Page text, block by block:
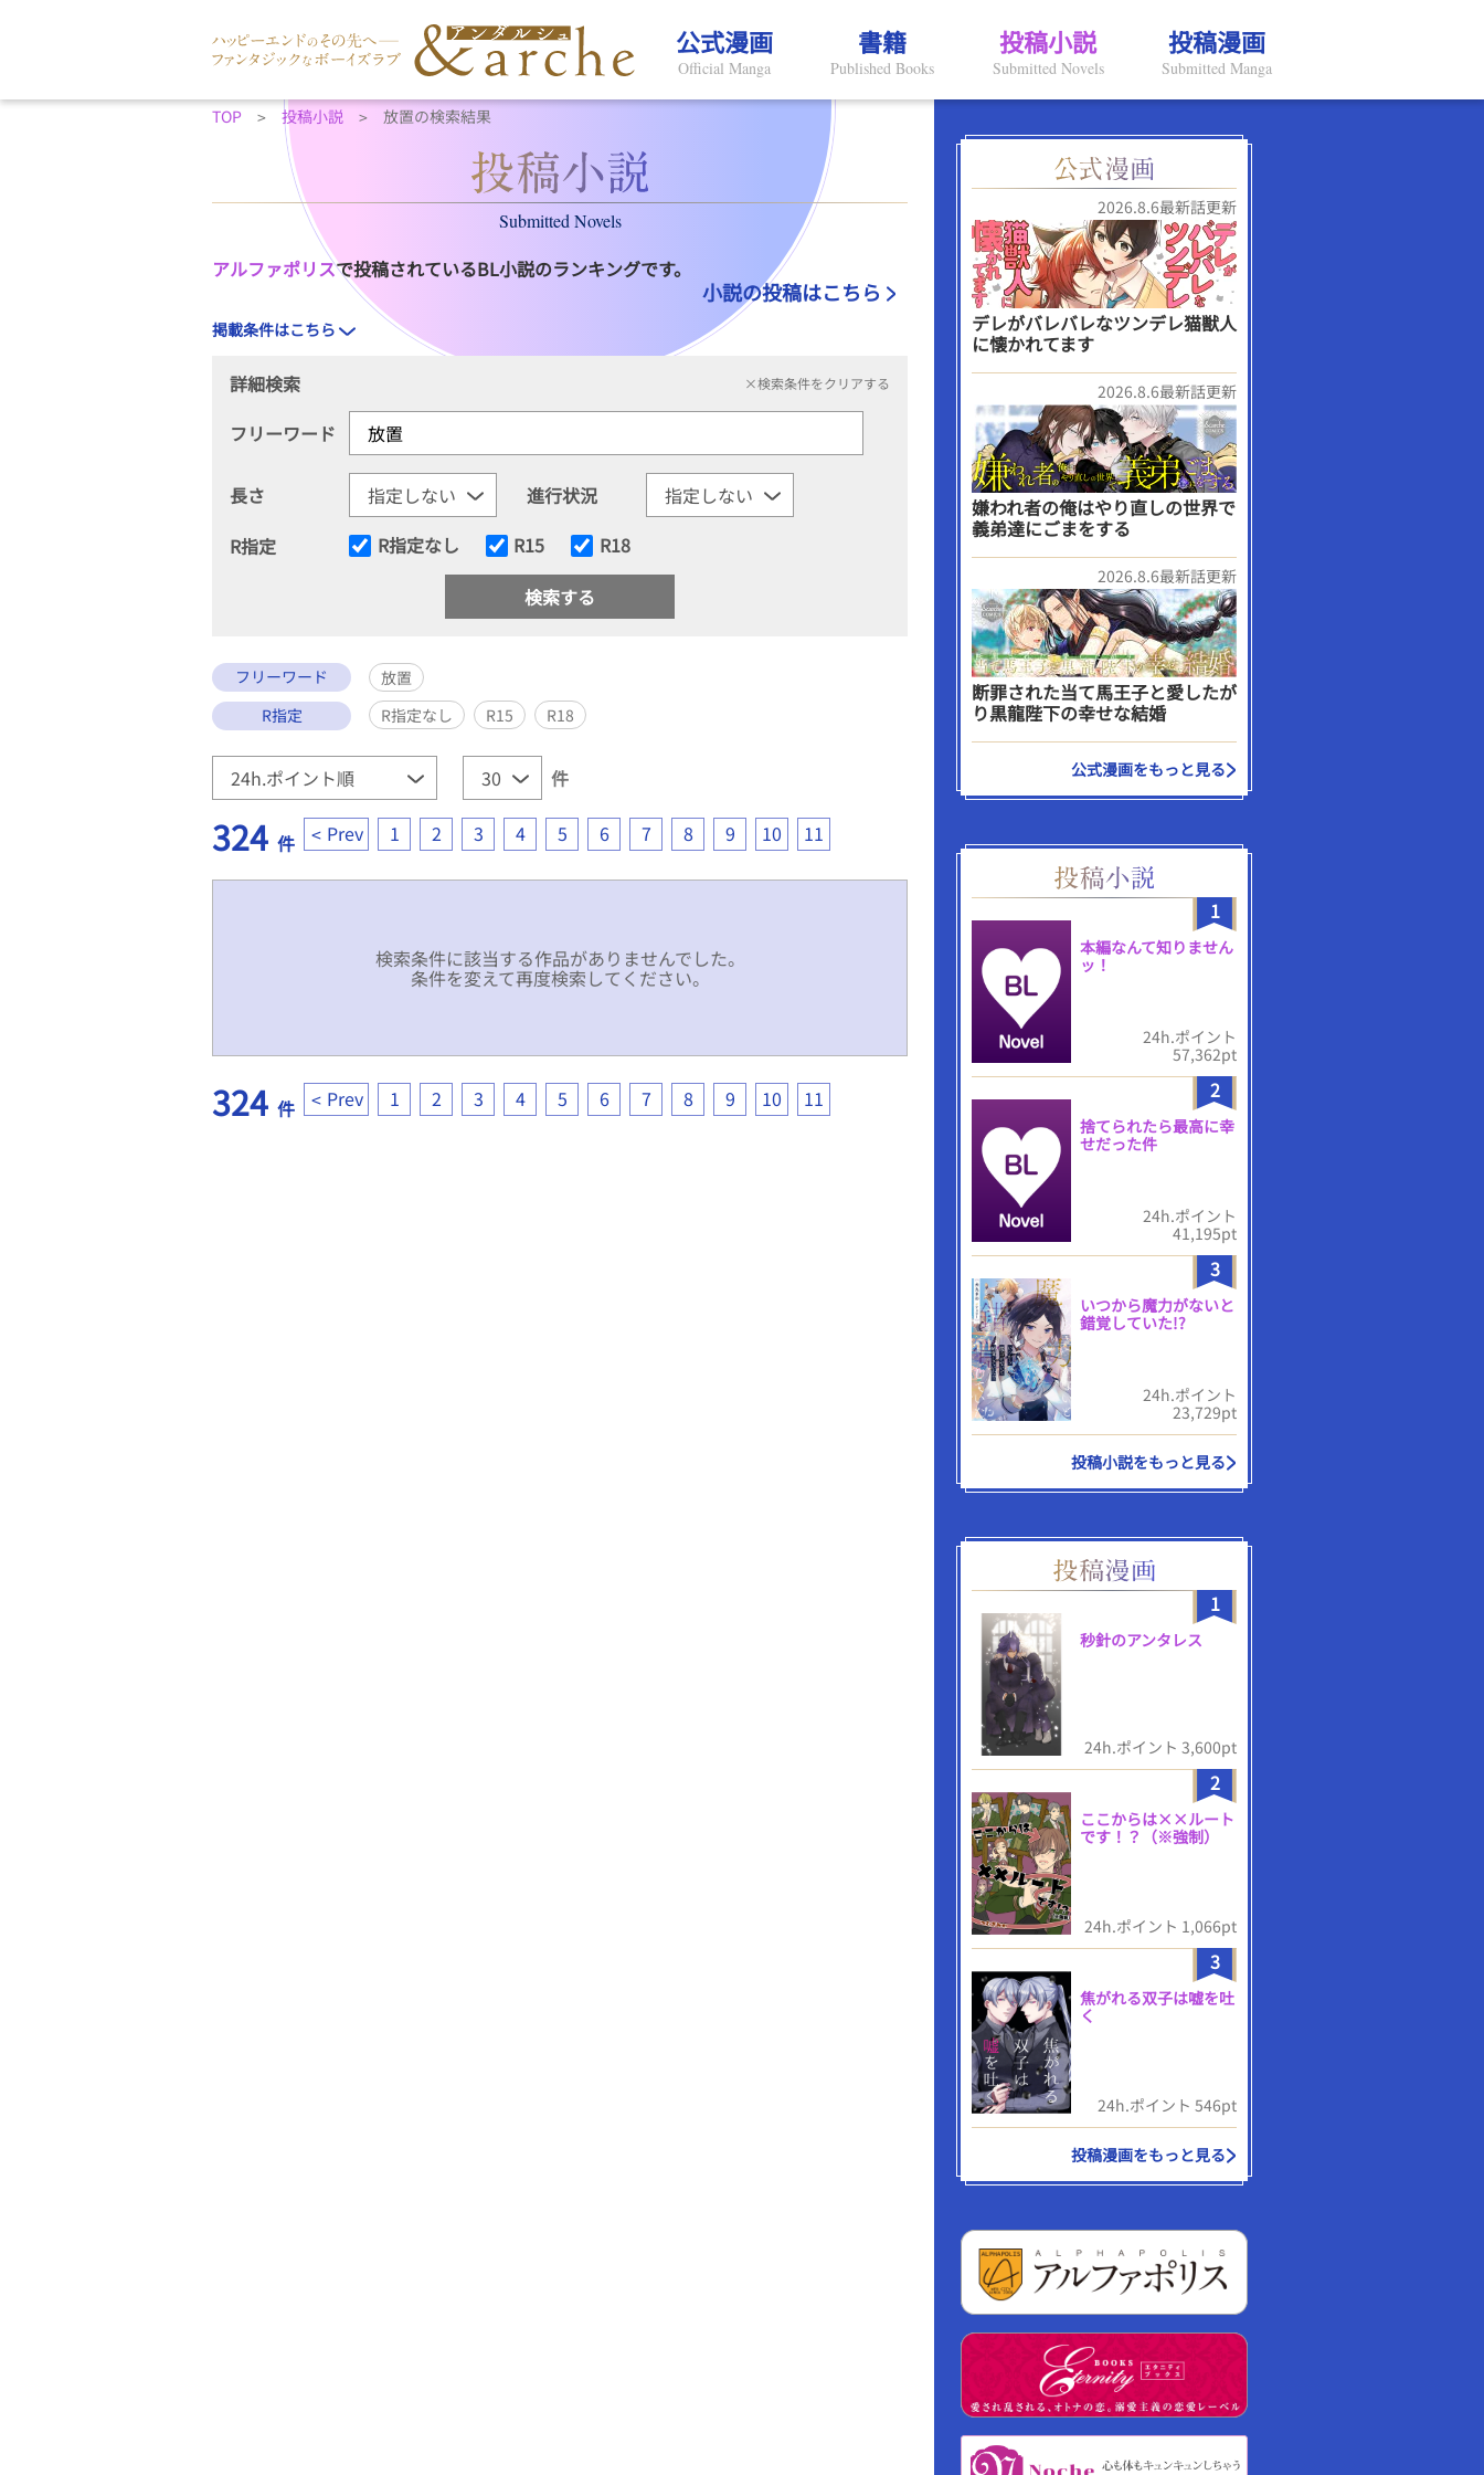
公式漫画
Official Manga
書籍
Published Books
投稿小説
Submitted Novels
投稿漫画
Submitted Manga
TOP 投稿小説 放置の検索結果
Submitted Novels
アルファポリスで投稿されているBL小説のランキングです。
小説の投稿はこちら
掲載条件はこちら
詳細検索 ×検索条件をクリアする
フリーワード
長さ
進行状況
R指定
R指定なし R15 R18
フリーワード
放置
R指定
R指定なし R15 R18
件
324 件 Prev 1 2 3 4 5 6 7 8 9 10 11
検索条件に該当する作品がありませんでした。
条件を変えて再度検索してください。
324 件 Prev 1 2 3 4 5 6 7 8 9 10 11
2026.8.6最新話更新
デレがバレバレなツンデレ猫獣人
に懐かれてます
2026.8.6最新話更新
嫌われ者の俺はやり直しの世界で
義弟達にごまをする
2026.8.6最新話更新
断罪された当て馬王子と愛したが
り黒龍陛下の幸せな結婚
公式漫画をもっと見る
1
本編なんて知りません
ッ！
24h.ポイント
57,362pt
2
捨てられたら最高に幸
せだった件
24h.ポイント
41,195pt
3
いつから魔力がないと
錯覚していた!?
24h.ポイント
23,729pt
投稿小説をもっと見る
1
秒針のアンタレス
24h.ポイント 3,600pt
2
ここからは××ルート
です！？（※強制）
24h.ポイント 1,066pt
3
焦がれる双子は嘘を吐
く
24h.ポイント 546pt
投稿漫画をもっと見る